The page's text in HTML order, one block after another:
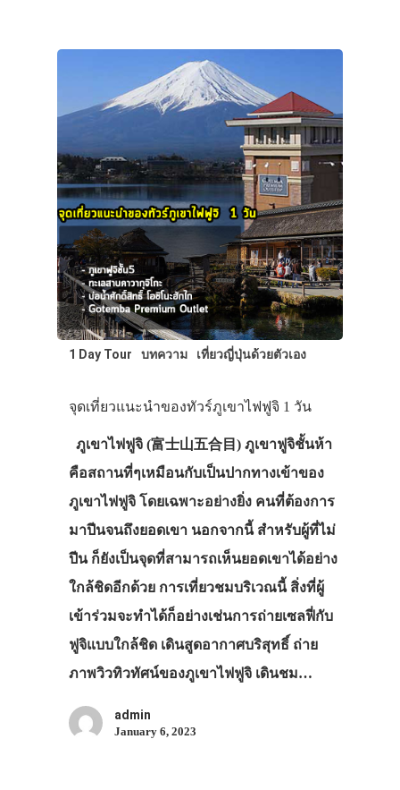
1 Day Tour บทความ เที่ยวญี่ปุ่นด้วยตัวเอง
จุดเที่ยวแนะนำของทัวร์ภูเขาไฟฟูจิ 1 วัน
ภูเขาไฟฟูจิ (富士山五合目) ภูเขาฟูจิชั้นห้า
คือสถานที่ๆเหมือนกับเป็นปากทางเข้าของ
ภูเขาไฟฟูจิ โดยเฉพาะอย่างยิ่ง คนที่ต้องการ
มาปีนจนถึงยอดเขา นอกจากนี้ สำหรับผู้ที่ไม่
ปีน ก็ยังเป็นจุดที่สามารถเห็นยอดเขาได้อย่าง
ใกล้ชิดอีกด้วย การเที่ยวชมบริเวณนี้ สิ่งที่ผู้
เข้าร่วมจะทำได้ก็อย่างเช่นการถ่ายเซลฟี่กับ
ฟูจิแบบใกล้ชิด เดินสูดอากาศบริสุทธิ์ ถ่าย
ภาพวิวทิวทัศน์ของภูเขาไฟฟูจิ เดินชม…
admin
January 6, 2023